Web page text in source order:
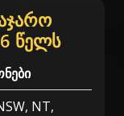
წელს
NT,